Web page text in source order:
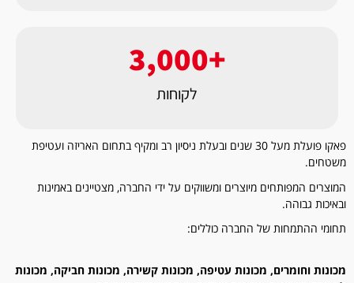
לקוחות
+
3,000
פאקו פועלת מעל 30 שנים ובעלת ניסיון רב ומקיף בתחום האריזה ועטיפת
משטחים.
המוצרים המפותחים מיוצרים ומשווקים על ידי החברה, מצטיינים באמינות
ובאיכות גבוהה.
תחומי ההתמחות של החברה כוללים:
מכונות וחומרים, מכונות עטיפה, מכונות קשירה, מכונות חביקה, מכונות